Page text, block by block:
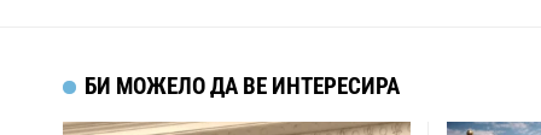
БИ МОЖЕЛО ДА ВЕ ИНТЕРЕСИРА